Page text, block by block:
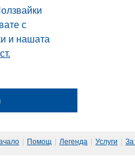
с
и нашата
| Помощ | Легенда | Услуги | За